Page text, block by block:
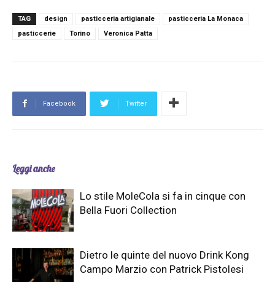
TAG design pasticceria artigianale
pasticceria La Monaca
pasticcerie
Torino Veronica Patta
Facebook Twitter
Leggi anche
Lo stile MoleCola si fa in cinque con
Bella Fuori Collection
Dietro le quinte del nuovo Drink Kong
Campo Marzio con Patrick Pistolesi